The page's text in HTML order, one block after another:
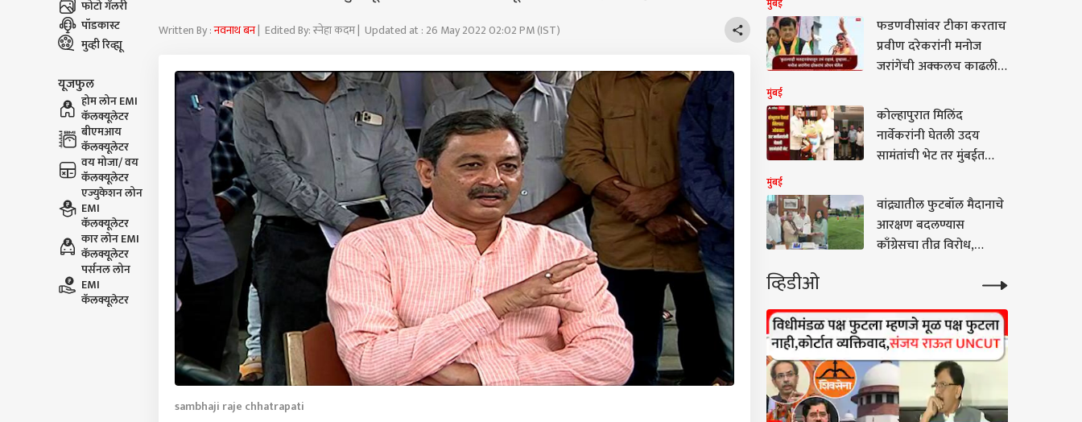
फोटो गॅलरी
पॉडकास्ट
मुव्ही रिव्ह्यू
यूजफुल
होम लोन EMI
कॅलक्यूलेटर
बीएमआय
कॅलक्यूलेटर
वय मोजा/ वय
कॅलक्यूलेटर
एज्युकेशन लोन
EMI
कॅलक्यूलेटर
कार लोन EMI
कॅलक्यूलेटर
पर्सनल लोन
EMI
कॅलक्यूलेटर
Written By :नवनाथ बन| Edited By: स्नेहा कदम | Updated at : 26 May 2022 02:02 PM (IST)
sambhaji raje chhatrapati
आणि पॉवर ब्लॉकला पुन्हा
मुदतवाढ; मेल-एक्सप्रेस
गाड्यांवर होणार परिणाम
मुंबई
फडणवीसांवर टीका करताच
प्रवीण दरेकरांनी मनोज
जरांगेंची अक्कलच काढली,
करणं आणि...'
मुंबई
कोल्हापुरात मिलिंद
नार्वेकरांनी घेतली उदय
सामंतांची भेट तर मुंबईत
पवारांच्या भेटीसाठी, नेमकं
कारण काय?
मुंबई
वांद्र्यातील फुटबॉल मैदानाचे
आरक्षण बदलण्यास
काँग्रेसचा तीव्र विरोध,
व्हिडीओ